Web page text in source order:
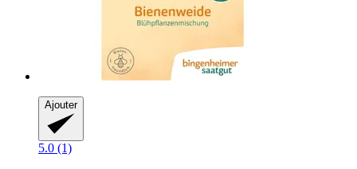
Ajouter
5.0 (1)